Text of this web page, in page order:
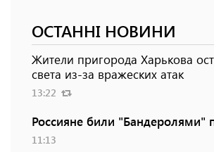
ОСТАННІ НОВИНИ
Жители пригорода Харькова
света из-за вражеских атак
13:22
Россияне били "Бандеролями"
11:13